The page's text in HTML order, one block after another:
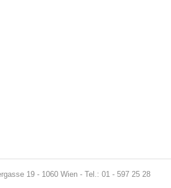
19 - 1060 Wien - Tel.: 01 - 597 25 28